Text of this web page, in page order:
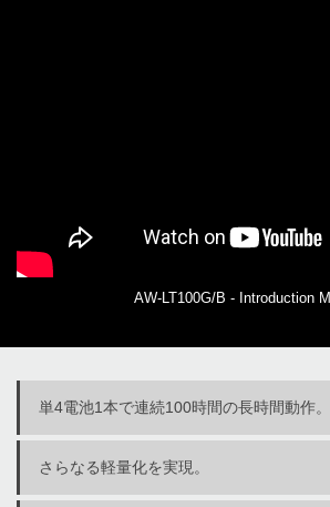
AW-LT100G/B - Introduction
単4電池1本で連続100時間の長時間動作。
さらなる軽量化を実現。